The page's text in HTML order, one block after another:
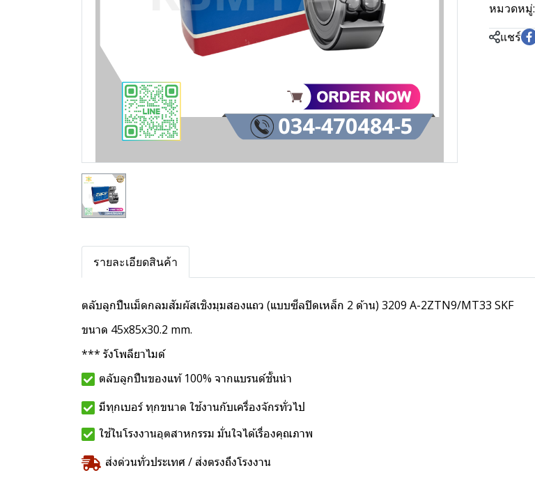
หมวดหมู่:
แชร์
รายละเอียดสินค้า
ตลับลูกปืนเม็ดกลมสัมผัสเชิงมุมสองแถว (แบบซีลปิดเหล็ก 2 ด้าน) 3209 A-2ZTN9/MT33 SKF
ขนาด 45x85x30.2 mm.
*** รังโพลียาไมด์
ตลับลูกปืนของแท้ 100% จากแบรนด์ชั้นนำ
มีทุกเบอร์ ทุกขนาด ใช้งานกับเครื่องจักรทั่วไป
ใช้ในโรงงานอุตสาหกรรม มั่นใจได้เรื่องคุณภาพ
ส่งด่วนทั่วประเทศ / ส่งตรงถึงโรงงาน